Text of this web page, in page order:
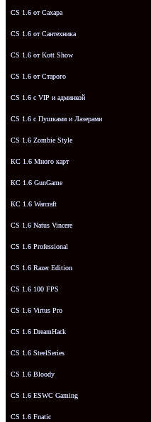
CS 1.6 от Сахара
CS 1.6 от Сантехника
CS 1.6 от Kott Show
CS 1.6 от Старого
CS 1.6 с VIP и админкой
CS 1.6 с Пушками и Лазерами
CS 1.6 Zombie Style
КС 1.6 Много карт
КС 1.6 GunGame
КС 1.6 Warcraft
CS 1.6 Natus Vincere
CS 1.6 Professional
CS 1.6 Razer Edition
CS 1.6 100 FPS
CS 1.6 Virtus Pro
CS 1.6 DreamHack
CS 1.6 SteelSeries
CS 1.6 Bloody
CS 1.6 ESWC Gaming
CS 1.6 Fnatic